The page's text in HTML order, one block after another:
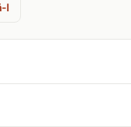
l